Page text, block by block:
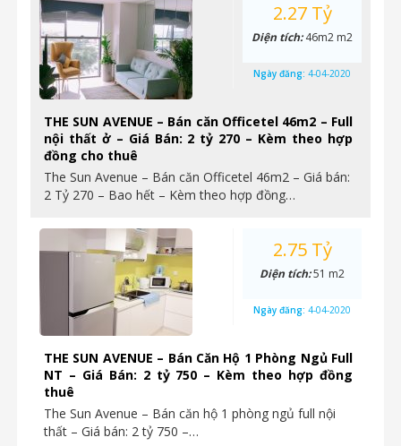
THE SUN AVENUE – Bán căn Officetel 46m2 – Full
nội thất ở – Giá Bán: 2 tỷ 270 – Kèm theo hợp
đồng cho thuê
The Sun Avenue – Bán căn Officetel 46m2 – Giá bán:
2 Tỷ 270 – Bao hết – Kèm theo hợp đồng…
2.27 Tỷ
Diện tích:46m2 m2
Ngày đăng: 4-04-2020
THE SUN AVENUE – Bán Căn Hộ 1 Phòng Ngủ Full
NT – Giá Bán: 2 tỷ 750 – Kèm theo hợp đồng
thuê
The Sun Avenue – Bán căn hộ 1 phòng ngủ full nội
thất – Giá bán: 2 tỷ 750 –…
2.75 Tỷ
Diện tích:51 m2
Ngày đăng: 4-04-2020